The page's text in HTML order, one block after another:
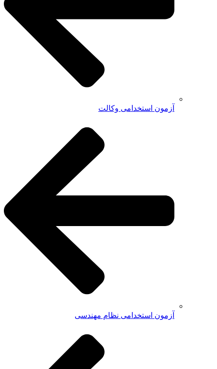
آزمون استخدامی وکالت
آزمون استخدامی نظام مهندسی